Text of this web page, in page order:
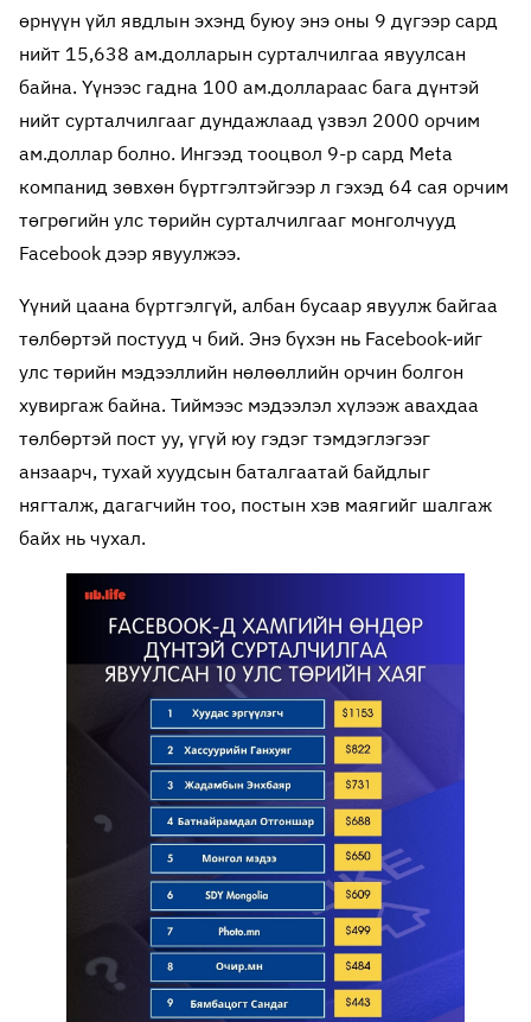
өрнүүн үйл явдлын эхэнд буюу энэ оны 9 дүгээр сард
нийт 15,638 ам.долларын сурталчилгаа явуулсан
байна. Үүнээс гадна 100 ам.доллараас бага дүнтэй
нийт сурталчилгааг дундажлаад үзвэл 2000 орчим
ам.доллар болно. Ингээд тооцвол 9-р сард Meta
компанид зөвхөн бүртгэлтэйгээр л гэхэд 64 сая орчим
төгрөгийн улс төрийн сурталчилгааг монголчууд
Facebook дээр явуулжээ.
Үүний цаана бүртгэлгүй, албан бусаар явуулж байгаа
төлбөртэй постууд ч бий. Энэ бүхэн нь Facebook-ийг
улс төрийн мэдээллийн нөлөөллийн орчин болгон
хувиргаж байна. Тиймээс мэдээлэл хүлээж авахдаа
төлбөртэй пост уу, үгүй юу гэдэг тэмдэглэгээг
анзаарч, тухай хуудсын баталгаатай байдлыг
нягталж, дагагчийн тоо, постын хэв маягийг шалгаж
байх нь чухал.